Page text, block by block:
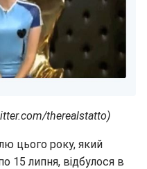
therealstatto)
цього року, який
15 липня, відбулося в